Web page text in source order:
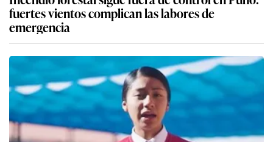
fuertes vientos complican las labores de
emergencia